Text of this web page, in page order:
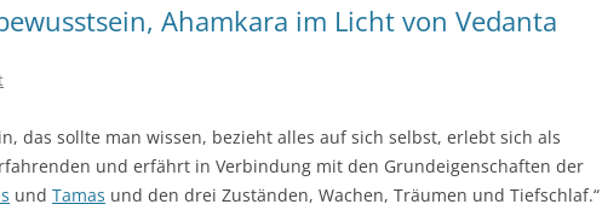
Ahamkara im Licht von Vedanta
das sollte man wissen, bezieht alles auf sich selbst, erlebt sich als
und erfährt in Verbindung mit den Grundeigenschaften der
und Tamas und den drei Zuständen, Wachen, Träumen und Tiefschlaf.“